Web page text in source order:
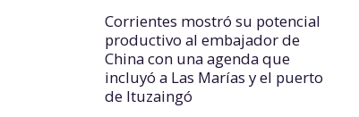
Corrientes mostró su potencial
productivo al embajador de
China con una agenda que
incluyó a Las Marías y el puerto
de Ituzaingó